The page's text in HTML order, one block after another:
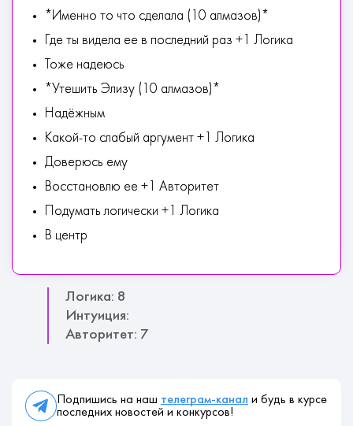
*Именно то что сделала (10 алмазов)*
Где ты видела ее в последний раз +1 Логика
Тоже надеюсь
*Утешить Элизу (10 алмазов)*
Надёжным
Какой-то слабый аргумент +1 Логика
Доверюсь ему
Восстановлю ее +1 Авторитет
Подумать логически +1 Логика
В центр
Логика: 8
Интуиция:
Авторитет: 7
Подпишись на наш телеграм-канал и будь в курсе
последних новостей и конкурсов!